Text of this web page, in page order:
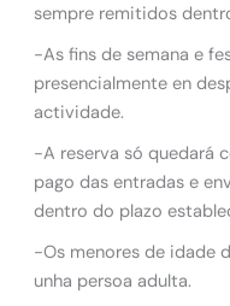
sempre remitidos
-As fins de semana e
presencialmente en
actividade.
-A reserva só quedará
pago das entradas e
dentro do plazo
-Os menores de idade
unha persoa adulta.